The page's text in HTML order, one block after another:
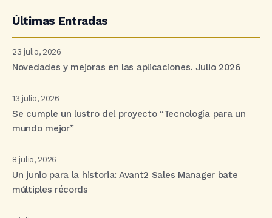
Últimas Entradas
23 julio, 2026
Novedades y mejoras en las aplicaciones. Julio 2026
13 julio, 2026
Se cumple un lustro del proyecto “Tecnología para un
mundo mejor”
8 julio, 2026
Un junio para la historia: Avant2 Sales Manager bate
múltiples récords